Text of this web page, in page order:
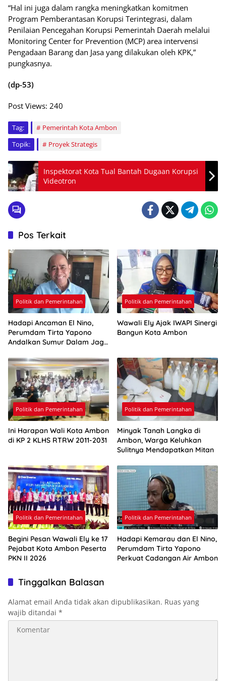
“Hal ini juga dalam rangka meningkatkan komitmen
Program Pemberantasan Korupsi Terintegrasi, dalam
Penilaian Pencegahan Korupsi Pemerintah Daerah melalui
Monitoring Center for Prevention (MCP) area intervensi
Pengadaan Barang dan Jasa yang dilakukan oleh KPK,”
pungkasnya.
(dp-53)
Post Views: 240
Tag:
Pemerintah Kota Ambon
Topik:
Proyek Strategis
Inspektorat Kota Tual Bantah Dugaan Korupsi
Videotron
Pos Terkait
Politik dan Pemerintahan
Hadapi Ancaman El Nino,
Perumdam Tirta Yapono
Andalkan Sumur Dalam Jaga
Politik dan Pemerintahan
Wawali Ely Ajak IWAPI Sinergi
Bangun Kota Ambon
Politik dan Pemerintahan
Ini Harapan Wali Kota Ambon
di KP 2 KLHS RTRW 2011-2031
Politik dan Pemerintahan
Minyak Tanah Langka di
Ambon, Warga Keluhkan
Sulitnya Mendapatkan Mitan
Politik dan Pemerintahan
Begini Pesan Wawali Ely ke 17
Pejabat Kota Ambon Peserta
PKN II 2026
Politik dan Pemerintahan
Hadapi Kemarau dan El Nino,
Perumdam Tirta Yapono
Perkuat Cadangan Air Ambon
Tinggalkan Balasan
Alamat email Anda tidak akan dipublikasikan. Ruas yang
wajib ditandai *